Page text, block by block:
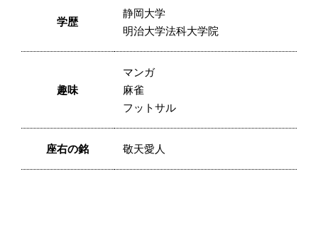
学歴
静岡大学
明治大学法科大学院
趣味
マンガ
麻雀
フットサル
座右の銘 敬天愛人